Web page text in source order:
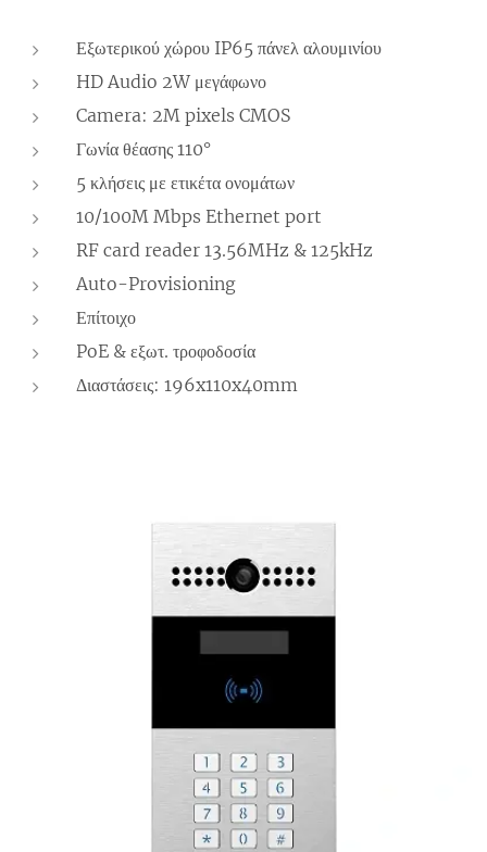
Εξωτερικού χώρου IP65 πάνελ αλουμινίου
HD Audio 2W μεγάφωνο
Camera: 2M pixels CMOS
Γωνία θέασης 110°
5 κλήσεις με ετικέτα ονομάτων
10/100M Mbps Ethernet port
RF card reader 13.56MHz & 125kHz
Auto-Provisioning
Επίτοιχο
PoE & εξωτ. τροφοδοσία
Διαστάσεις: 196x110x40mm